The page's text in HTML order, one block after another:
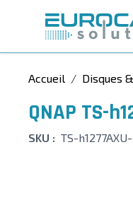
Accueil / Disques
QNAP TS-
SKU : TS-